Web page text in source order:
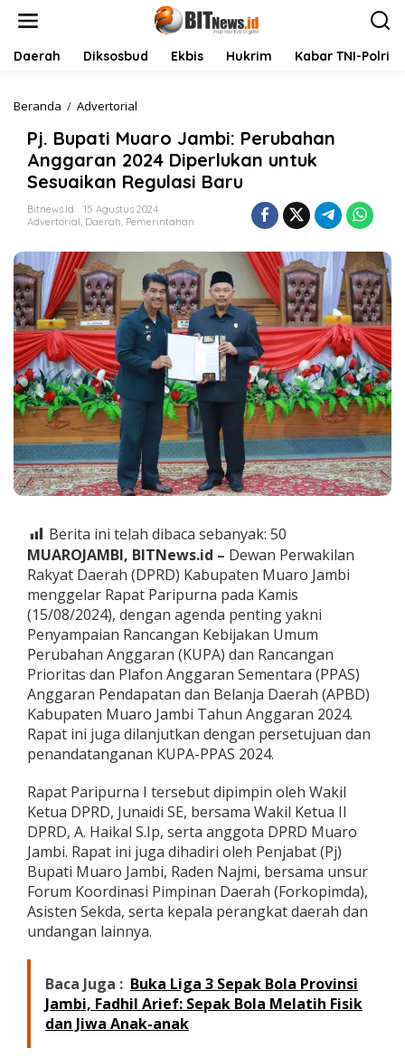
Daerah Diksosbud Ekbis Hukrim Kabar TNI-Polri
Beranda / Advertorial
.
B
u
p
a
t
M
a
r
o
J
a
m
e
r
u
b
h
a
n
A
n
g
a
r
a
n
2
0
2
4
i
p
e
r
l
u
k
n
u
u
k
S
e
Pj. Bupati Muaro Jambi: Perubahan
Anggaran 2024 Diperlukan untuk
Sesuaikan Regulasi Baru
Bitnews.id
15 Agustus 2024
Advertorial, Daerah, Pemerintahan
Berita ini telah dibaca sebanyak: 50
MUAROJAMBI, BITNews.id – Dewan Perwakilan
Rakyat Daerah (DPRD) Kabupaten Muaro Jambi
menggelar Rapat Paripurna pada Kamis
(15/08/2024), dengan agenda penting yakni
Penyampaian Rancangan Kebijakan Umum
Perubahan Anggaran (KUPA) dan Rancangan
Prioritas dan Plafon Anggaran Sementara (PPAS)
Anggaran Pendapatan dan Belanja Daerah (APBD)
Kabupaten Muaro Jambi Tahun Anggaran 2024.
Rapat ini juga dilanjutkan dengan persetujuan dan
penandatanganan KUPA-PPAS 2024.
Rapat Paripurna I tersebut dipimpin oleh Wakil
Ketua DPRD, Junaidi SE, bersama Wakil Ketua II
DPRD, A. Haikal S.Ip, serta anggota DPRD Muaro
Jambi. Rapat ini juga dihadiri oleh Penjabat (Pj)
Bupati Muaro Jambi, Raden Najmi, bersama unsur
Forum Koordinasi Pimpinan Daerah (Forkopimda),
Asisten Sekda, serta kepala perangkat daerah dan
undangan lainnya.
Baca Juga : Buka Liga 3 Sepak Bola Provinsi
Jambi, Fadhil Arief: Sepak Bola Melatih Fisik
dan Jiwa Anak-anak